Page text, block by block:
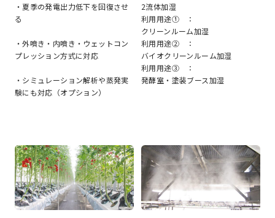
・夏季の発電出力低下を回復させ
る
・外噴き・内噴き・ウェットコン
プレッション方式に対応
・シミュレーション解析や蒸発実
験にも対応（オプション）
2流体加湿
利用用途① ：
クリーンルーム加湿
利用用途② ：
バイオクリーンルーム加湿
利用用途③ ：
発酵室・塗装ブース加湿